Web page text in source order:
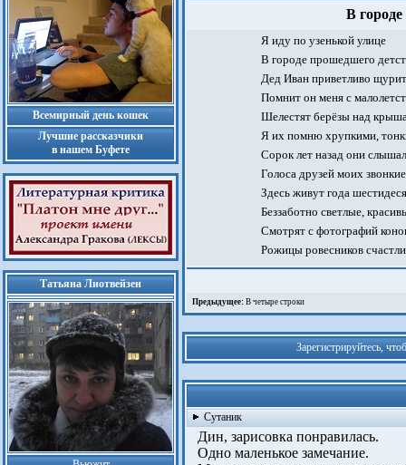
Всемирный день кошек
Лучшие рассказчики
в нашем Буфете
Татьяна Лиотвейзен
В
Я иду по узенькой улице
В городе прошедшего
Дед Иван приветливо
Помнит он меня с
Шелестят берёзы над
Я их помню хрупкими,
Сорок лет назад они
Голоса друзей моих
Здесь живут года
Беззаботно светлые,
Смотрят с фотографий
Рожицы ровесников
Предыдущее: В четыре строки
Зарегистрируйтесь,
Сутаник
Дин, зарисовка понравилась.
Одно маленькое замечание.